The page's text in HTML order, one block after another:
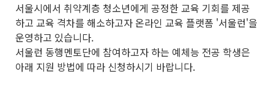
서울시에서 취약계층 청소년에게 공정한 교육 기회를 제공
하고 교육 격차를 해소하고자 온라인 교육 플랫폼 '서울런'을
운영하고 있습니다.
서울런 동행멘토단에 참여하고자 하는 예체능 전공 학생은
아래 지원 방법에 따라 신청하시기 바랍니다.